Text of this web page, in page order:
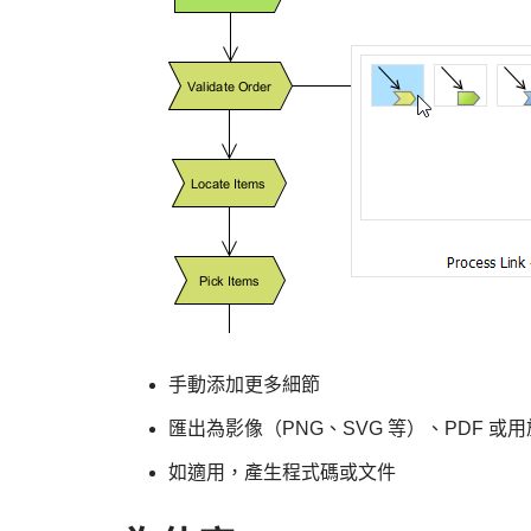
手動添加更多細節
匯出為影像（PNG、SVG 等）、PDF 或用
如適用，產生程式碼或文件